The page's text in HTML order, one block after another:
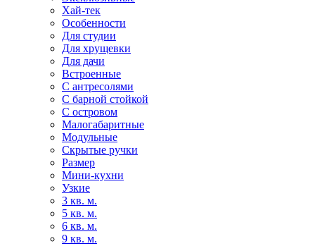
Хай-тек
Особенности
Для студии
Для хрущевки
Для дачи
Встроенные
С антресолями
С барной стойкой
С островом
Малогабаритные
Модульные
Скрытые ручки
Размер
Мини-кухни
Узкие
3 кв. м.
5 кв. м.
6 кв. м.
9 кв. м.